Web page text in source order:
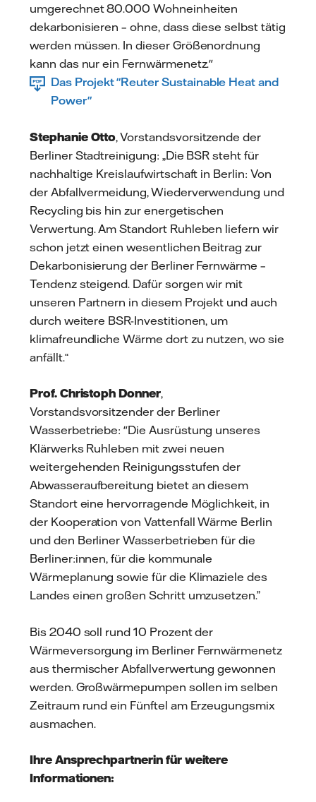
umgerechnet 80.000 Wohneinheiten
dekarbonisieren – ohne, dass diese selbst tätig
werden müssen. In dieser Größenordnung
kann das nur ein Fernwärmenetz."
Das Projekt "Reuter Sustainable Heat and
Power"
Stephanie Otto, Vorstandsvorsitzende der
Berliner Stadtreinigung: „Die BSR steht für
nachhaltige Kreislaufwirtschaft in Berlin: Von
der Abfallvermeidung, Wiederverwendung und
Recycling bis hin zur energetischen
Verwertung. Am Standort Ruhleben liefern wir
schon jetzt einen wesentlichen Beitrag zur
Dekarbonisierung der Berliner Fernwärme –
Tendenz steigend. Dafür sorgen wir mit
unseren Partnern in diesem Projekt und auch
durch weitere BSR-Investitionen, um
klimafreundliche Wärme dort zu nutzen, wo sie
anfällt.“
Prof. Christoph Donner,
Vorstandsvorsitzender der Berliner
Wasserbetriebe: "Die Ausrüstung unseres
Klärwerks Ruhleben mit zwei neuen
weitergehenden Reinigungsstufen der
Abwasseraufbereitung bietet an diesem
Standort eine hervorragende Möglichkeit, in
der Kooperation von Vattenfall Wärme Berlin
und den Berliner Wasserbetrieben für die
Berliner:innen, für die kommunale
Wärmeplanung sowie für die Klimaziele des
Landes einen großen Schritt umzusetzen.”
Bis 2040 soll rund 10 Prozent der
Wärmeversorgung im Berliner Fernwärmenetz
aus thermischer Abfallverwertung gewonnen
werden. Großwärmepumpen sollen im selben
Zeitraum rund ein Fünftel am Erzeugungsmix
ausmachen.
Ihre Ansprechpartnerin für weitere
Informationen: